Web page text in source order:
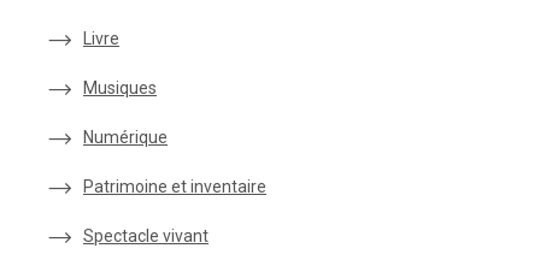
Livre
Musiques
Numérique
Patrimoine et inventaire
Spectacle vivant